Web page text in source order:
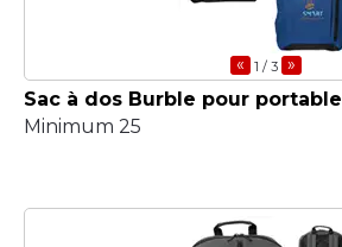
« 1 / 3 »
Sac à dos Burble pour portable
Minimum 25